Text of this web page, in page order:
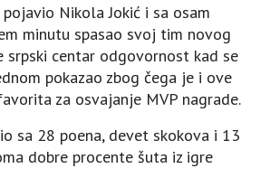
Nikola Јokić i sa osam
minutu spasao svoj tim novog
srpski centar odgovornost kad se
pokazao zbog čega je i ove
za osvajanje MVP nagrade.
sa 28 poena, devet skokova i 13
dobre procente šuta iz igre